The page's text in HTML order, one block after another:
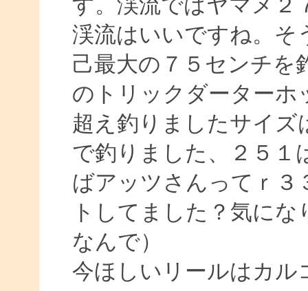
す。渓流ではヤマメ２
渓流はいいですね。そ
己最大の７５センチを
のトリックダーターホ
超え釣りましたサイ
で釣りました、２５１
ばアッツさんってｒ
トしてました？気に
なんで）
今ほしいリールはカル